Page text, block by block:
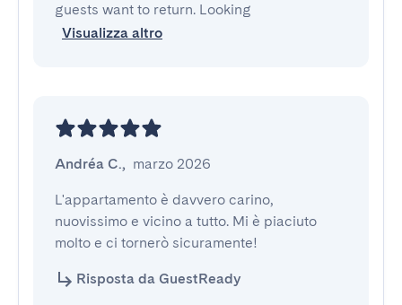
guests want to return. Looking
Visualizza altro
Andréa C., marzo 2026
L'appartamento è davvero carino,
nuovissimo e vicino a tutto. Mi è piaciuto
molto e ci tornerò sicuramente!
Risposta da GuestReady